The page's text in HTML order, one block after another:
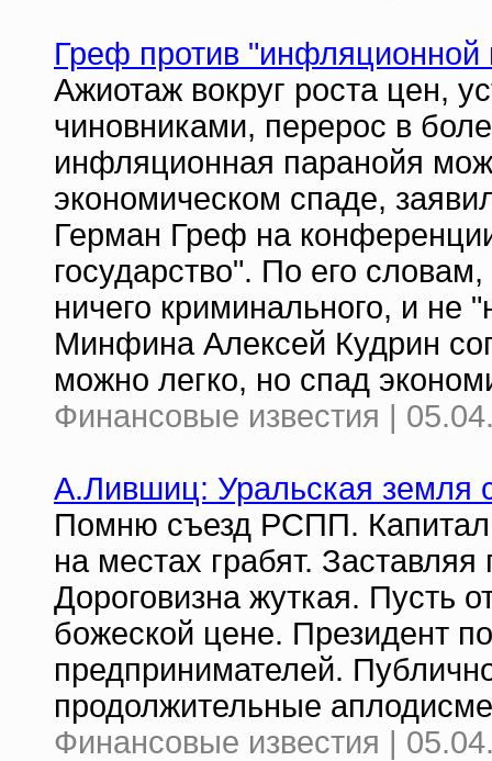
Греф против "инфляционной
Ажиотаж вокруг роста цен,
чиновниками, перерос в
инфляционная паранойя
экономическом спаде,
Герман Греф на
государство". По его
ничего криминального, и не
Минфина Алексей Кудрин
можно легко, но спад
Финансовые известия |
А.Лившиц: Уральская земля
Помню съезд РСПП.
на местах грабят.
Дороговизна жуткая. Пусть
божеской цене. Президент
предпринимателей.
продолжительные
Финансовые известия |